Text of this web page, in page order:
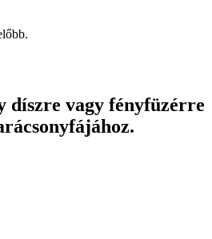
díszre vagy fényfüzérre